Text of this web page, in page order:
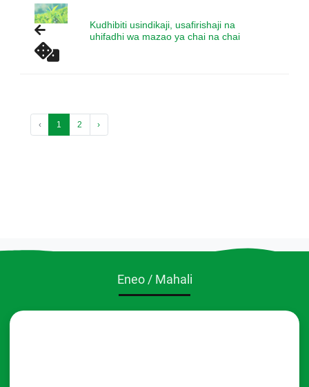
Kudhibiti usindikaji, usafirishaji na
uhifadhi wa mazao ya chai na chai
‹ 1 2 ›
Eneo / Mahali